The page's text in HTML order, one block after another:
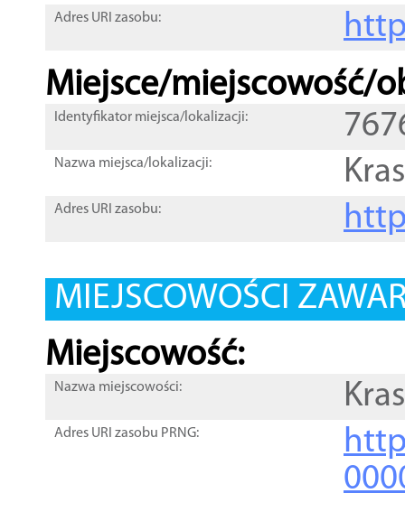
Adres URI zasobu:
Miejsce/miejscowość/
Identyfikator miejsca/lokalizacji:
Nazwa miejsca/lokalizacji:
Adres URI zasobu:
MIEJSCOWOŚCI
Miejscowość:
Nazwa miejscowości:
Adres URI zasobu PRNG: